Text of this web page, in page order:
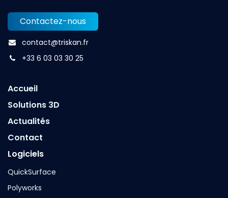
Contactez-nous
contact@triskan.fr
+33 6 03 03 30 25
Accueil
Solutions 3D
Actualités
Contact
Logiciels
QuickSurface
Polyworks